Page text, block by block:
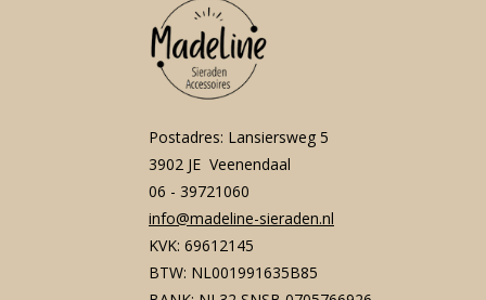
Postadres: Lansiersweg 5
3902 JE Veenendaal
06 - 39721060
info@madeline-sieraden.nl
KVK: 69612145
BTW: NL001991635B85